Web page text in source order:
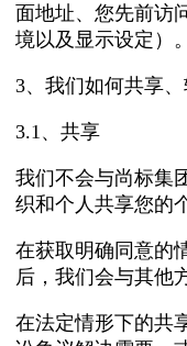
面地址、您先前访
境以及显示设定）。
3、我们如何共享
3.1、共享
我们不会与尚标集
织和个人共享您的
在获取明确同意的
后，我们会与其他
在法定情形下的共